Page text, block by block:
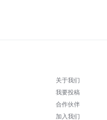
关于我们
我要投稿
合作伙伴
加入我们